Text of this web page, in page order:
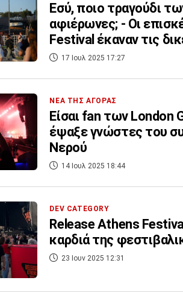
Εσύ, ποιο τραγούδι
αφιέρωνες; - Οι
Festival έκαναν τις
κάμερα του
17 Ιουλ 2025 17:27
ΝΕΑ ΤΗΣ ΑΓΟΡΑΣ
Είσαι fan των London
έψαξε γνώστες του
Νερού
14 Ιουλ 2025 18:44
DEV CATEGORY
Release Athens
καρδιά της
23 Ιουν 2025 12:31